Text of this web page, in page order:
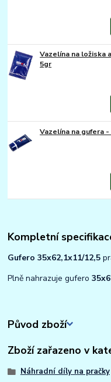
Vazelína na ložiska
5gr
Vazelína na gufera
Kompletní
Gufero 35x62,1x11/12,5
Plně nahrazuje gufero
Původ zboží
Zboží zařazeno v
Náhradní díly na pračky